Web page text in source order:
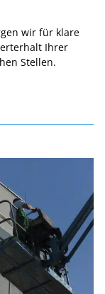
wir für klare
Ihrer
Stellen.